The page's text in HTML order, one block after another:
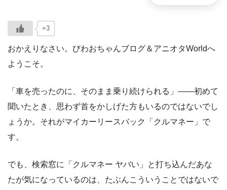
+3
おかえりなさい。びわおちゃんブログ＆アニオタWorldへ
ようこそ。
「車を売ったのに、そのまま乗り続けられる」――初めて
聞いたとき、思わず首をかしげた方もいるのではないでし
ょうか。それがマイカーリースバック「クルマネー」で
す。
でも、検索窓に「クルマネー ヤバい」と打ち込んだあな
たが気になっているのは、たぶんこういうことではないで